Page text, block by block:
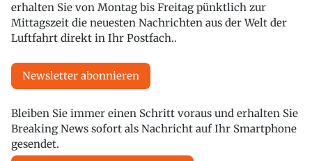
erhalten Sie von Montag bis Freitag pünktlich zur
Mittagszeit die neuesten Nachrichten aus der Welt der
Luftfahrt direkt in Ihr Postfach..
Newsletter abonnieren
Bleiben Sie immer einen Schritt voraus und erhalten Sie
Breaking News sofort als Nachricht auf Ihr Smartphone
gesendet.